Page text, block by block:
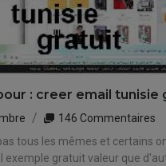
: creer email tunisie
146 Commentaires
tous les mêmes et certains
exemple gratuit valeur que